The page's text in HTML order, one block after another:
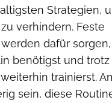
Strategien,
verhindern. Feste
dafür
benötigst und trotz
trainierst.
sein, diese